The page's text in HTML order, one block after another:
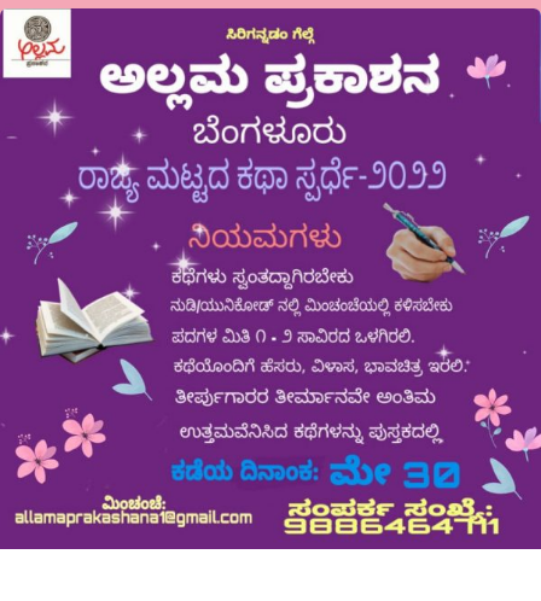
ರಾಜ್ಯ
ಮಟ್ಟದ
ಕಥಾ
ಸ್ಪರ್ಧೆ